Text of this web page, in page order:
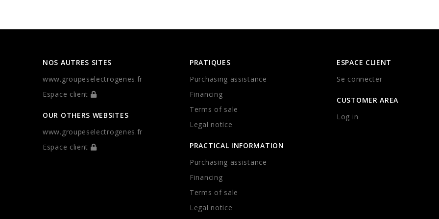
NOS AUTRES SITES
www.groupeselectrogenes.fr
Espace client
OUR OTHERS WEBSITES
www.groupeselectrogenes.fr
Espace client
PRATIQUES
Purchasing assistance
Financing
Terms of sale
Legal notice
PRACTICAL INFORMATION
Purchasing assistance
Financing
Terms of sale
Legal notice
ESPACE CLIENT
Se connecter
CUSTOMER AREA
Log in